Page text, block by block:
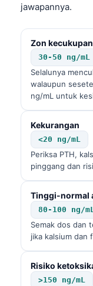
jawapannya.
Zon
30-50 ng/mL
Selalunya
walaupun
ng/mL untuk
Kekurangan
<20 ng/mL
Periksa PTH,
pinggang dan
Tinggi-normal
80-100 ng/mL
Semak dos dan
jika kalsium dan
Risiko
>150 ng/mL